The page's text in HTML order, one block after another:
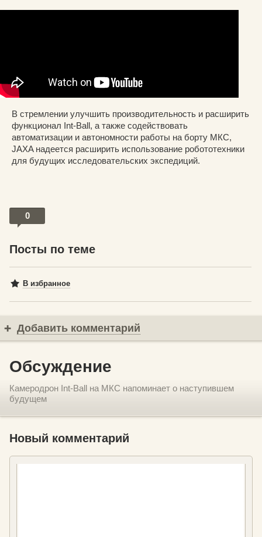
В стремлении улучшить производительность и расширить
функционал Int-Ball, а также содействовать
автоматизации и автономности работы на борту МКС,
JAXA надеется расширить использование робототехники
для будущих исследовательских экспедиций.
0
Посты по теме
В избранное
Добавить комментарий
Обсуждение
Камеродрон Int-Ball на МКС напоминает о наступившем
будущем
Новый комментарий